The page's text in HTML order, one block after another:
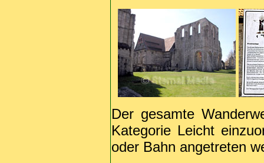
Der gesamte
Kategorie Leicht
oder Bahn angetreten